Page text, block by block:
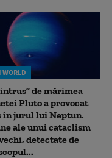
WORLD
de mărimea
Pluto a provocat
în jurul lui Neptun.
ale unui cataclism
detectate de